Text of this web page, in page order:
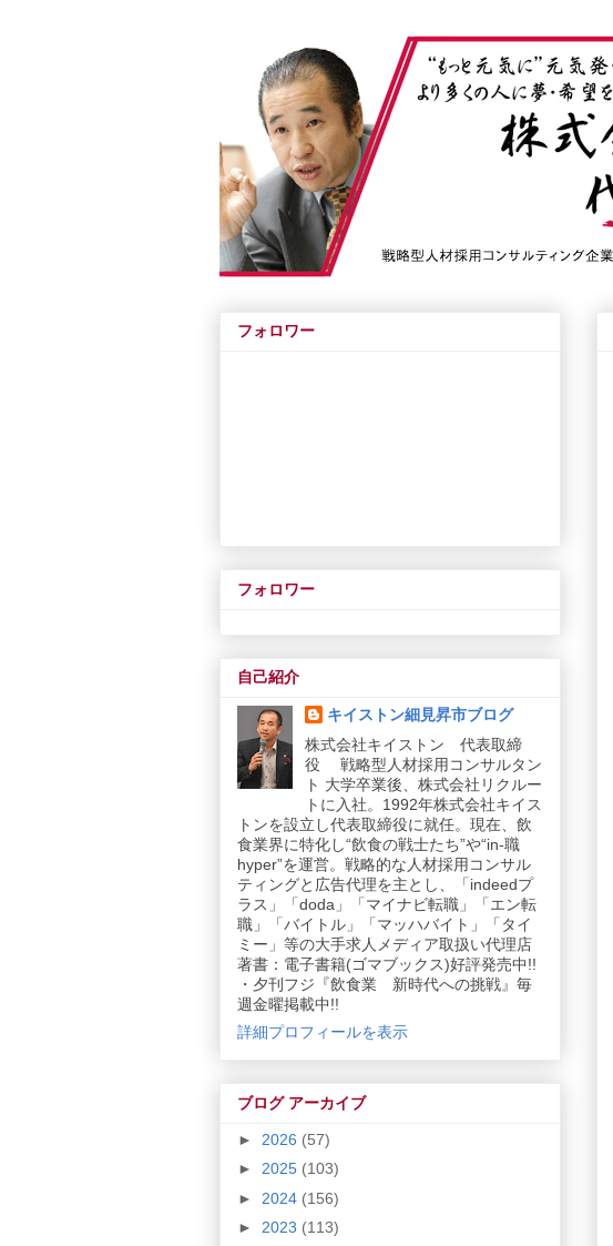
フォロワー
フォロワー
自己紹介
キイストン細見昇市ブログ
株式会社キイストン 代表取締
役 戦略型人材採用コンサルタン
ト 大学卒業後、株式会社リクルー
トに入社。1992年株式会社キイス
トンを設立し代表取締役に就任。現在、飲
食業界に特化し“飲食の戦士たち”や“in-職
hyper”を運営。戦略的な人材採用コンサル
ティングと広告代理を主とし、「indeedプ
ラス」「doda」「マイナビ転職」「エン転
職」「バイトル」「マッハバイト」「タイ
ミー」等の大手求人メディア取扱い代理店
著書：電子書籍(ゴマブックス)好評発売中!!
・夕刊フジ『飲食業 新時代への挑戦』毎
週金曜掲載中!!
詳細プロフィールを表示
ブログ アーカイブ
► 2026 (57)
► 2025 (103)
► 2024 (156)
► 2023 (113)